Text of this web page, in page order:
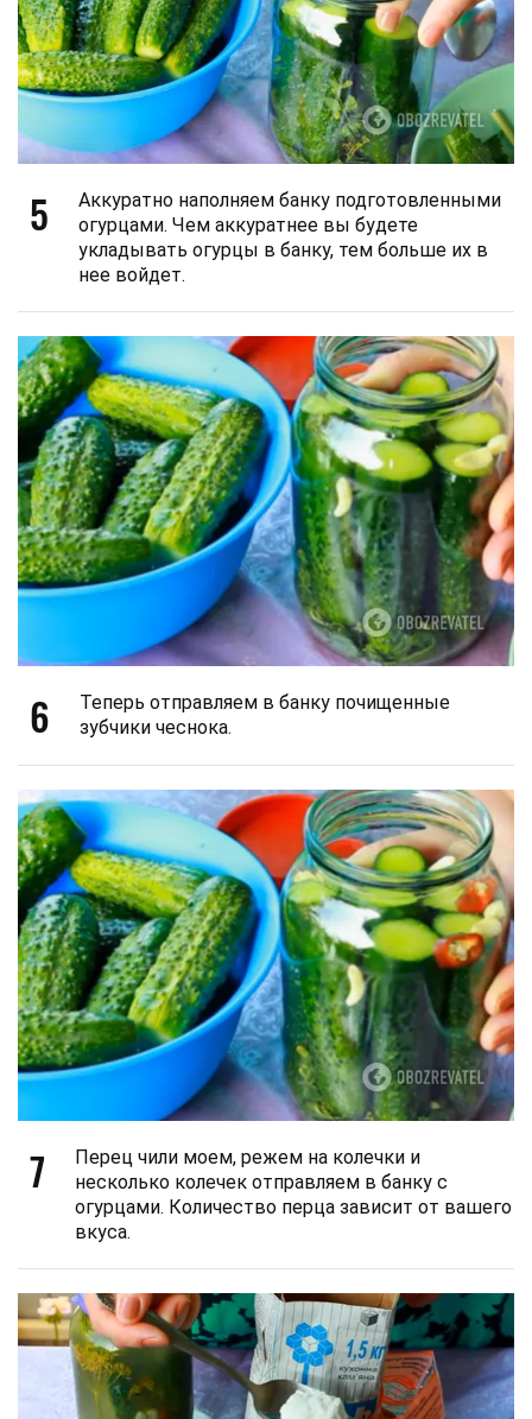
5
Аккуратно наполняем банку подготовленными
огурцами. Чем аккуратнее вы будете
укладывать огурцы в банку, тем больше их в
нее войдет.
6
Теперь отправляем в банку почищенные
зубчики чеснока.
7
Перец чили моем, режем на колечки и
несколько колечек отправляем в банку с
огурцами. Количество перца зависит от вашего
вкуса.